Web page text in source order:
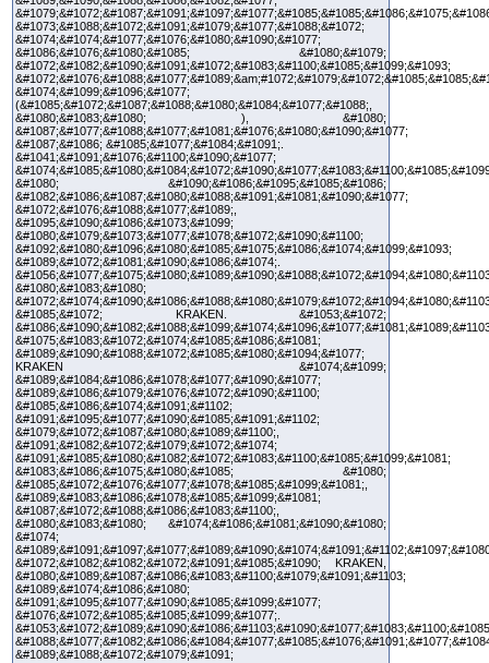
&#1073;&#1088;&#1072;&#1091;&#1079;&#1077;&#1088;&#1072;
&#1074;&#1074;&#1077;&#1076;&#1080;&#1090;&#1077;
&#1086;&#1076;&#1080;&#1085; &#1080;&#1079;
&#1072;&#1082;&#1090;&#1091;&#1072;&#1083;&#1100;&#1085;&#1099;&#1093;
&#1074;&#1099;&#1096;&#1077;
(&#1085;&#1072;&#1087;&#1088;&#1080;&#1084;&#1077;&#1088;,
&#1080;&#1083;&#1080; ), &#1080;
&#1087;&#1077;&#1088;&#1077;&#1081;&#1076;&#1080;&#1090;&#1077;
&#1087;&#1086; &#1085;&#1077;&#1084;&#1091;.
&#1041;&#1091;&#1076;&#1100;&#1090;&#1077;
&#1080; &#1090;&#1086;&#1095;&#1085;&#1086;
&#1082;&#1086;&#1087;&#1080;&#1088;&#1091;&#1081;&#1090;&#1077;
&#1072;&#1076;&#1088;&#1077;&#1089;,
&#1095;&#1090;&#1086;&#1073;&#1099;
&#1080;&#1079;&#1073;&#1077;&#1078;&#1072;&#1090;&#1100;
&#1092;&#1080;&#1096;&#1080;&#1085;&#1075;&#1086;&#1074;&#1099;&#1093;
&#1089;&#1072;&#1081;&#1090;&#1086;&#1074;.
&#1080;&#1083;&#1080;
&#1085;&#1072; KRAKEN. &#1053;&#1072;
&#1075;&#1083;&#1072;&#1074;&#1085;&#1086;&#1081;
&#1089;&#1090;&#1088;&#1072;&#1085;&#1080;&#1094;&#1077;
KRAKEN &#1074;&#1099;
&#1089;&#1084;&#1086;&#1078;&#1077;&#1090;&#1077;
&#1089;&#1086;&#1079;&#1076;&#1072;&#1090;&#1100;
&#1085;&#1086;&#1074;&#1091;&#1102;
&#1091;&#1095;&#1077;&#1090;&#1085;&#1091;&#1102;
&#1079;&#1072;&#1087;&#1080;&#1089;&#1100;,
&#1091;&#1082;&#1072;&#1079;&#1072;&#1074;
&#1091;&#1085;&#1080;&#1082;&#1072;&#1083;&#1100;&#1085;&#1099;&#1081;
&#1083;&#1086;&#1075;&#1080;&#1085; &#1080;
&#1085;&#1072;&#1076;&#1077;&#1078;&#1085;&#1099;&#1081;,
&#1089;&#1083;&#1086;&#1078;&#1085;&#1099;&#1081;
&#1087;&#1072;&#1088;&#1086;&#1083;&#1100;,
&#1080;&#1083;&#1080; &#1074;&#1086;&#1081;&#1090;&#1080;
&#1074;
&#1072;&#1082;&#1082;&#1072;&#1091;&#1085;&#1090; KRAKEN,
&#1080;&#1089;&#1087;&#1086;&#1083;&#1100;&#1079;&#1091;&#1103;
&#1089;&#1074;&#1086;&#1080;
&#1091;&#1095;&#1077;&#1090;&#1085;&#1099;&#1077;
&#1076;&#1072;&#1085;&#1085;&#1099;&#1077;.
&#1089;&#1088;&#1072;&#1079;&#1091;